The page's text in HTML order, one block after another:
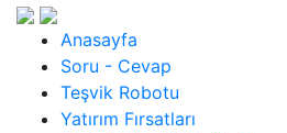
Anasayfa
Soru - Cevap
Teşvik Robotu
Yatırım Fırsatları